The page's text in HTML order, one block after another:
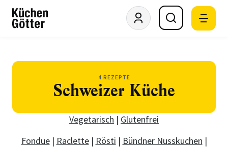
4 REZEPTE
Schweizer Küche
Vegetarisch | Glutenfrei
Fondue| Raclette| Rösti | Bündner Nusskuchen |